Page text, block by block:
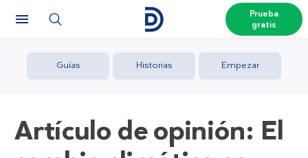
Prueba
gratis
Guías Historias Empezar
Artículo de opinión: El